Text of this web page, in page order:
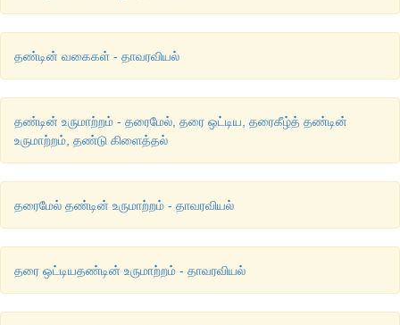
தண்டின் வகைகள் - தாவரவியல்
தண்டின் உருமாற்றம் - தரைமேல், தரை ஒட்டிய, தரைகீழ்த் தண்டின்
உருமாற்றம், தண்டு கிளைத்தல்
தரைமேல் தண்டின் உருமாற்றம் - தாவரவியல்
தரை ஒட்டியதண்டின் உருமாற்றம் - தாவரவியல்